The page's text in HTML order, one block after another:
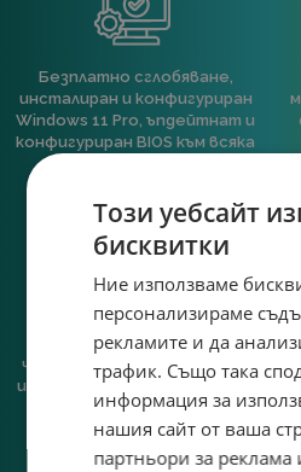
Безплатно сглобяване,
инсталиран и конфигуриран
Windows 11 Pro, ъпдейтнат и
конфигуриран BIOS към всяка
При нас говориш с реален
човек, не с чатбот, когато
имаш нужда от консултация
или справяне с проблем.
Този уебсайт
бисквитки
Ние използваме
персонализираме
рекламите и да
трафик. Също така
информация за
нашия сайт от ваша
партньори за реклама